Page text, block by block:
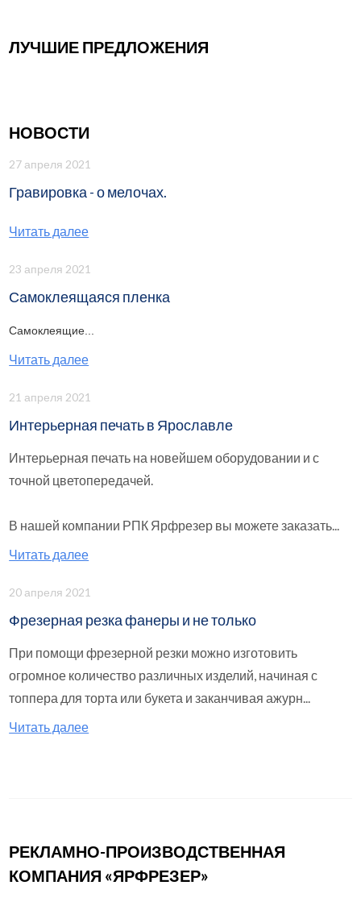
ЛУЧШИЕ ПРЕДЛОЖЕНИЯ
НОВОСТИ
27 апреля 2021
Гравировка - о мелочах.
Читать далее
23 апреля 2021
Самоклеящаяся пленка
Самоклеящие...
Читать далее
21 апреля 2021
Интерьерная печать в Ярославле
Интерьерная печать на новейшем оборудовании и с
точной цветопередачей.
В нашей компании РПК Ярфрезер вы можете заказать...
Читать далее
20 апреля 2021
Фрезерная резка фанеры и не только
При помощи фрезерной резки можно изготовить
огромное количество различных изделий, начиная с
топпера для торта или букета и заканчивая ажурн...
Читать далее
РЕКЛАМНО-ПРОИЗВОДСТВЕННАЯ
КОМПАНИЯ «ЯРФРЕЗЕР»